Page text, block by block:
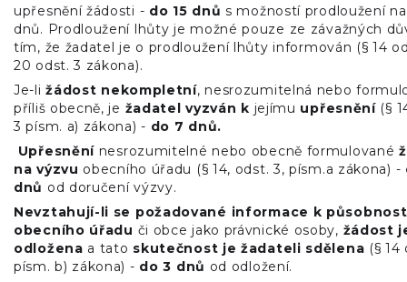
upřesnění žádosti - do 15 dnů s možností prodloužení
dnů. Prodloužení lhůty je možné pouze ze závažných
tím, že žadatel je o prodloužení lhůty informován (§ 14
20 odst. 3 zákona).
Je-ližádost nekompletní, nesrozumitelná nebo
příliš obecně, je žadatel vyzván k jejímu upřesnění(§
3 písm. a) zákona) - do 7 dnů.
Upřesnění nesrozumitelné nebo obecně formulované
na výzvu obecního úřadu (§ 14, odst. 3, písm.a zákona) -
dnů od doručení výzvy.
Nevztahují-li se požadované informace k
obecního úřadu či obce jako právnické osoby, žádost
odložena a tato skutečnost je žadateli sdělena (§ 14
písm. b) zákona) - do 3 dnů od odložení.